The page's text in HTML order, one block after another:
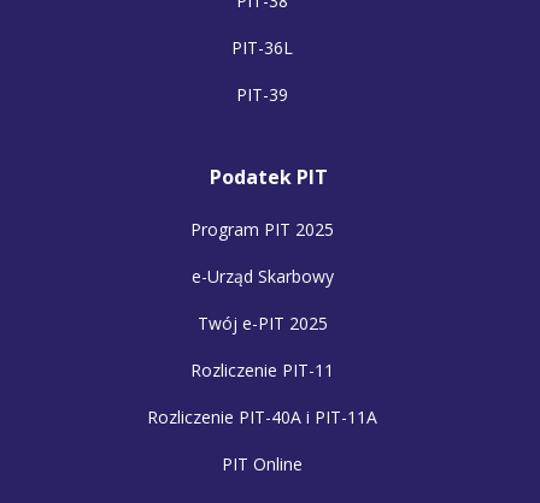
PIT-36L
PIT-39
Podatek PIT
Program PIT 2025
e-Urząd Skarbowy
Twój e-PIT 2025
Rozliczenie PIT-11
Rozliczenie PIT-40A i PIT-11A
PIT Online